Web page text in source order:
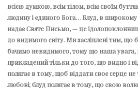
всією думкою, всім тілом, всім своїм
людину і єдиного Бога… Блуд, в широкому
надає Святе Письмо, — це
до видимого світу. Ми засліплені тим, що
бачимо невидимого, тому що наша увага,
прикладений тільки до того, що видно і
полягає в тому, щоб віддати своє серце
любові; блуд полягає в тому, що свою